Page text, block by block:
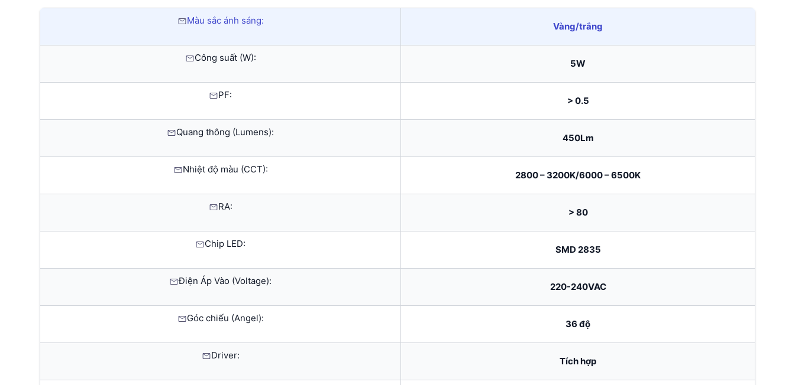
Màu sắc ánh sáng:
Vàng/trắng
Công suất (W):
5W
PF:
> 0.5
Quang thông (Lumens):
450Lm
Nhiệt độ màu (CCT):
2800 – 3200K/6000 – 6500K
RA:
> 80
Chip LED:
SMD 2835
Điện Áp Vào (Voltage):
220-240VAC
Góc chiếu (Angel):
36 độ
Driver:
Tích hợp